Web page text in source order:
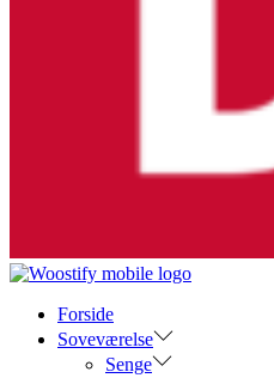
Forside
Soveværelse
Senge